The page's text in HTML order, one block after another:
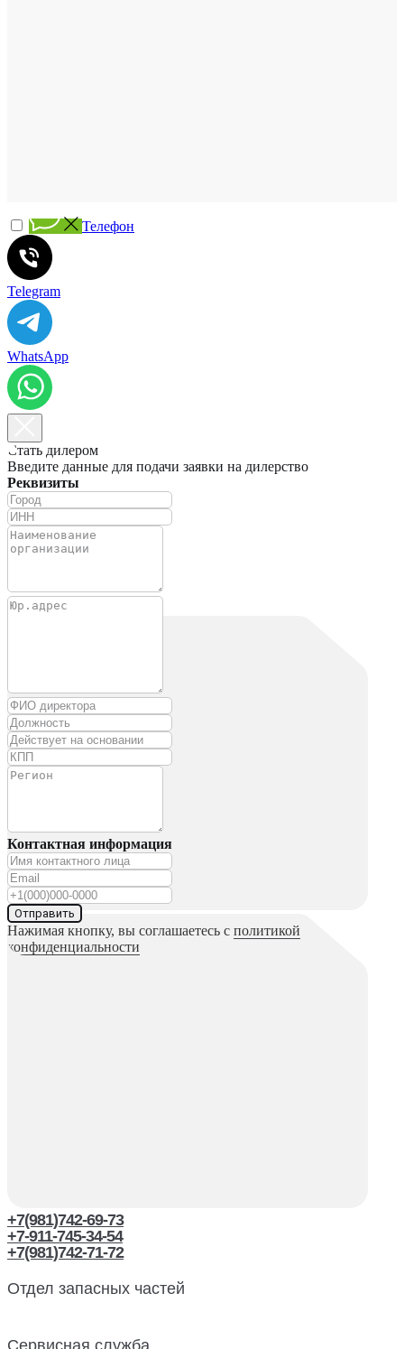
+7(981)742-69-73
+7-911-745-34-54
+7(981)742-71-72
Отдел запасных частей
Сервисная служба
Телефон
Telegram
WhatsApp
Стать дилером
Введите данные для подачи заявки на дилерство
Реквизиты
Контактная информация
Отправить
Нажимая кнопку, вы соглашаетесь с политикой
конфиденциальности